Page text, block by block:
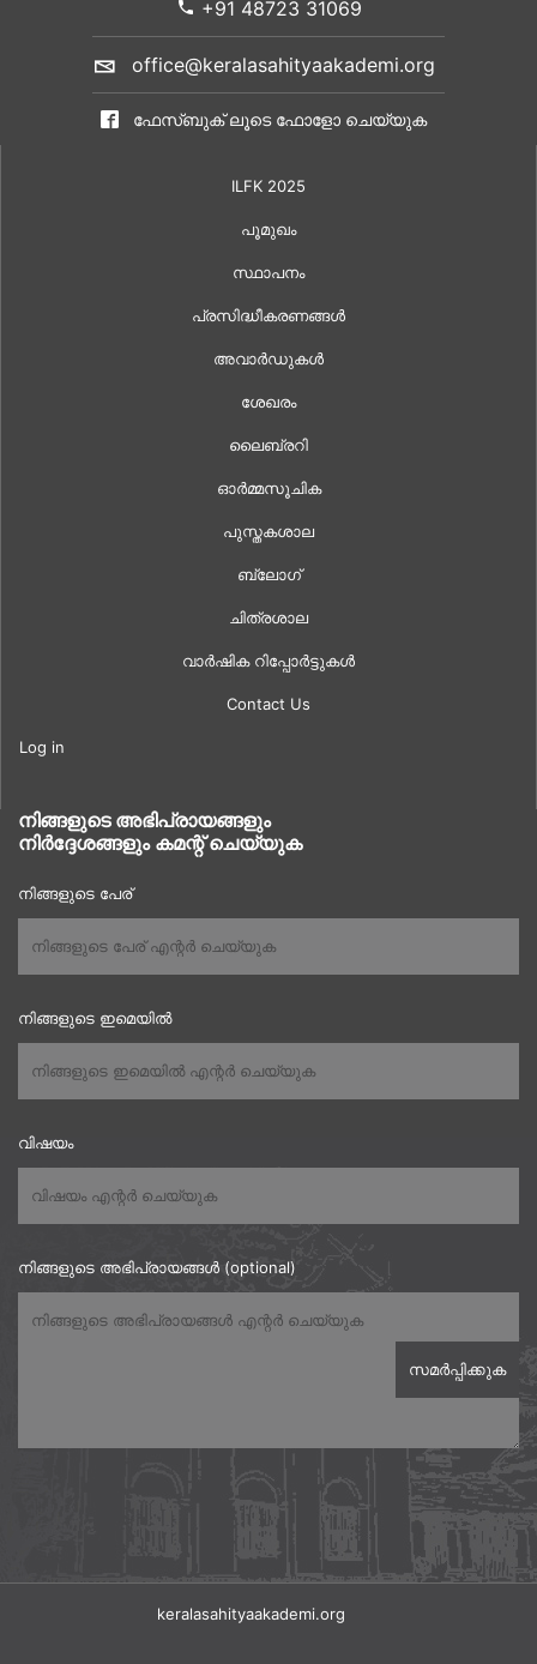
+91 48723 31069
office@keralasahityaakademi.org
ഫേസ്ബുക് ലൂടെ ഫോളോ ചെയ്യുക
ILFK 2025
പൂമുഖം
സ്ഥാപനം
പ്രസിദ്ധീകരണങ്ങൾ
അവാർഡുകൾ
ശേഖരം
ലൈബ്രറി
ഓർമ്മസൂചിക
പുസ്തകശാല
ബ്ലോഗ്
ചിത്രശാല
വാർഷിക റിപ്പോർട്ടുകൾ
Contact Us
Log in
നിങ്ങളുടെ അഭിപ്രായങ്ങളും
നിർദ്ദേശങ്ങളും കമന്റ് ചെയ്യുക
നിങ്ങളുടെ പേര്
നിങ്ങളുടെ ഇമെയിൽ
വിഷയം
നിങ്ങളുടെ അഭിപ്രായങ്ങൾ (optional)
keralasahityaakademi.org